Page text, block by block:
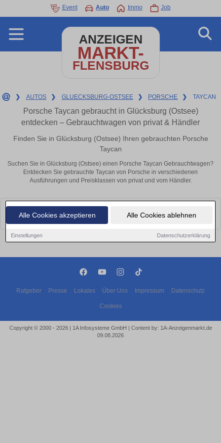
Alle Cookies akzeptieren Alle Cookies ablehnen
Einstellungen Datenschutzerklärung
Event Auto Immo Job
ANZEIGEN
MARKT-
FLENSBURG
❯ AUTOS ❯ GLUECKSBURG-OSTSEE ❯ PORSCHE ❯ TAYCAN
Porsche Taycan gebraucht in Glücksburg (Ostsee)
entdecken – Gebrauchtwagen von privat & Händler
Finden Sie in Glücksburg (Ostsee) Ihren gebrauchten Porsche
Taycan
Suchen Sie in Glücksburg (Ostsee) einen Porsche Taycan Gebrauchtwagen?
Entdecken Sie gebrauchte Taycan von Porsche in verschiedenen
Ausführungen und Preisklassen von privat und vom Händler.
Leider konnten wir derzeit keine passenden Autos finden. Schauen Sie
bald wieder vorbei!
Ratgeber Presse Lokales Über Uns Impressum Datenschutz
Cookies
Copyright © 2000 - 2026 | 1A Infosysteme GmbH | Content by: 1A-Anzeigenmarkt.de
09.08.2026